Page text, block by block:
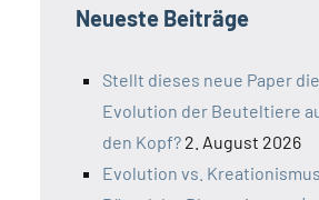
Neueste Beiträge
Stellt dieses neue Paper die
Evolution der Beuteltiere
den Kopf? 2. August 2026
Evolution vs.